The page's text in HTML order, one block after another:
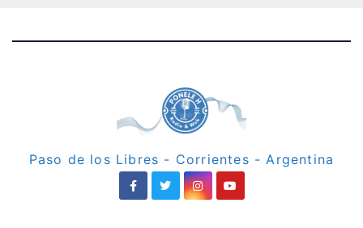
Paso de los Libres - Corrientes - Argentina